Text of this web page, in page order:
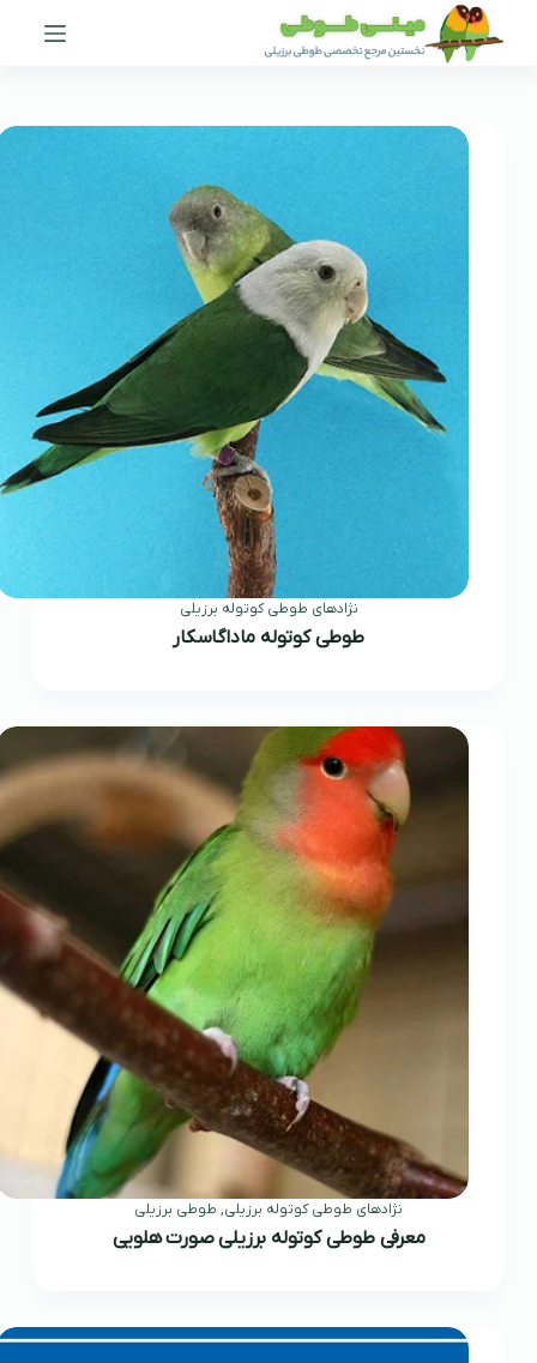
پرش
نژادهای طوطی کوتوله برزیلی
طوطی کوتوله ماداگاسکار
نژادهای طوطی کوتوله برزیلی, طوطی برزیلی
معرفی طوطی کوتوله برزیلی صورت هلویی